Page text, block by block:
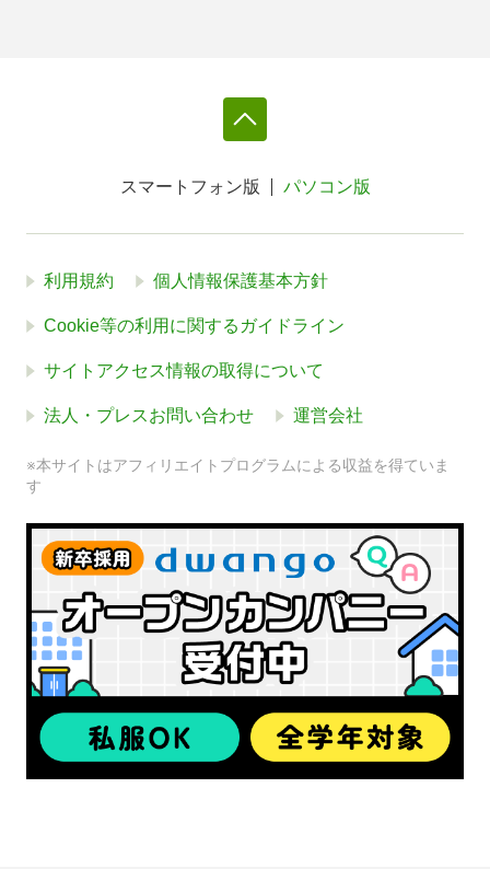
スマートフォン版 パソコン版
利用規約 個人情報保護基本方針
Cookie等の利用に関するガイドライン
サイトアクセス情報の取得について
法人・プレスお問い合わせ 運営会社
※本サイトはアフィリエイトプログラムによる収益を得ていま
す